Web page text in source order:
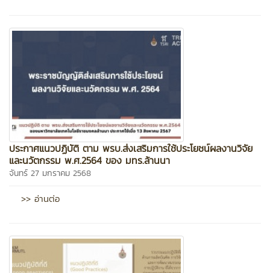
ประกาศแนวปฏิบัติ ตาม พรบ.ส่งเสริมการใช้ประโยชน์ผลงานวิจัย
และนวัตกรรม พ.ศ.2564 ของ มทร.ล้านนา
จันทร์ 27 มกราคม 2568
>> อ่านต่อ